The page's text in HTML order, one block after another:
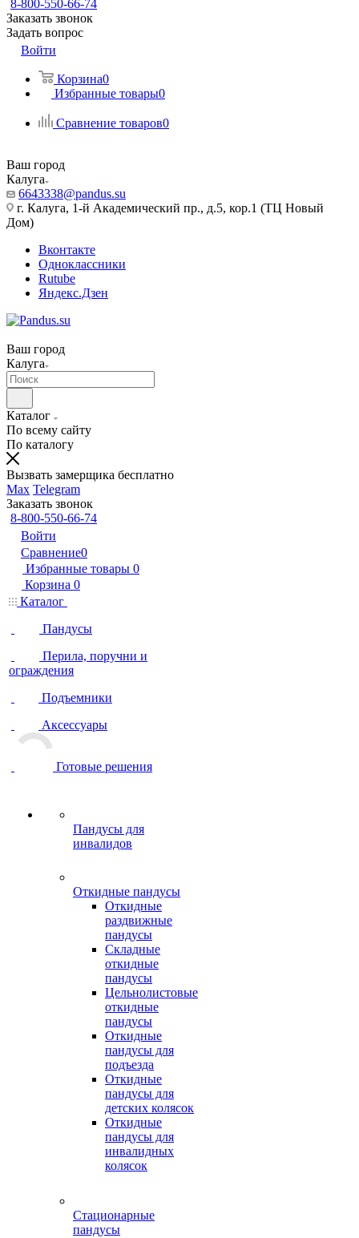
8-800-550-66-74
Заказать звонок
Задать вопрос
Войти
Корзина0
Избранные товары0
Сравнение товаров0
Ваш город
Калуга
6643338@pandus.su
г. Калуга, 1-й Академический пр., д.5, кор.1 (ТЦ Новый
Дом)
Вконтакте
Одноклассники
Rutube
Яндекс.Дзен
Ваш город
Калуга
Каталог
По всему сайту
По каталогу
Вызвать замерщика бесплатно
Max Telegram
Заказать звонок
8-800-550-66-74
Войти
Сравнение0
Избранные товары 0
Корзина 0
Каталог
Пандусы
Перила, поручни и
ограждения
Подъемники
Аксессуары
Готовые решения
Пандусы для
инвалидов
Откидные пандусы
Откидные
раздвижные
пандусы
Складные
откидные
пандусы
Цельнолистовые
откидные
пандусы
Откидные
пандусы для
подъезда
Откидные
пандусы для
детских колясок
Откидные
пандусы для
инвалидных
колясок
Стационарные
пандусы